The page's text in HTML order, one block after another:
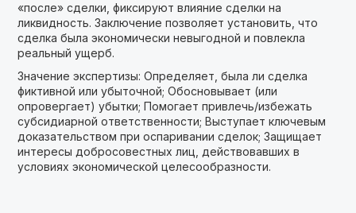
«после» сделки, фиксируют влияние сделки на
ликвидность. Заключение позволяет установить, что
сделка была экономически невыгодной и повлекла
реальный ущерб.
Значение экспертизы: Определяет, была ли сделка
фиктивной или убыточной; Обосновывает (или
опровергает) убытки; Помогает привлечь/избежать
субсидиарной ответственности; Выступает ключевым
доказательством при оспаривании сделок; Защищает
интересы добросовестных лиц, действовавших в
условиях экономической целесообразности.